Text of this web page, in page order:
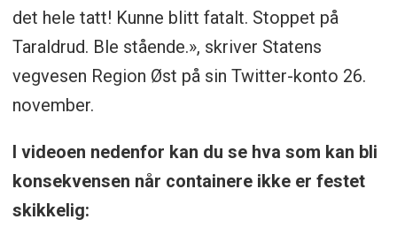
det hele tatt! Kunne blitt fatalt. Stoppet på
Taraldrud. Ble stående.», skriver Statens
vegvesen Region Øst på sin Twitter-konto 26.
november.
I videoen nedenfor kan du se hva som kan bli
konsekvensen når containere ikke er festet
skikkelig: